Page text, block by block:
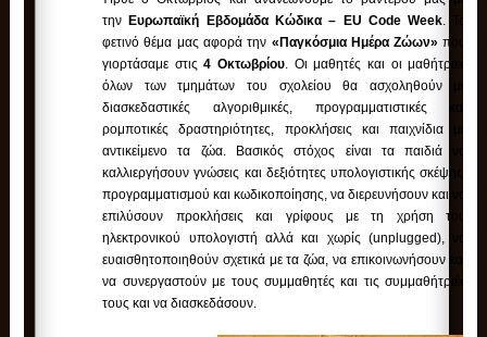
την Ευρωπαϊκή Εβδομάδα Κώδικα – EU Code Week. Το
φετινό θέμα μας αφορά την «Παγκόσμια Ημέρα Ζώων» που
γιορτάσαμε στις4 Οκτωβρίου. Οι μαθητές και οι μαθήτριες
όλων των τμημάτων του σχολείου θα ασχοληθούν με
διασκεδαστικές αλγοριθμικές, προγραμματιστικές και
ρομποτικές δραστηριότητες, προκλήσεις και παιχνίδια με
αντικείμενο τα ζώα. Βασικός στόχος είναι τα παιδιά να
καλλιεργήσουν γνώσεις και δεξιότητες υπολογιστικής σκέψης,
προγραμματισμού και κωδικοποίησης, να διερευνήσουν και να
επιλύσουν προκλήσεις και γρίφους με τη χρήση του
ηλεκτρονικού υπολογιστή αλλά και χωρίς (unplugged), να
ευαισθητοποιηθούν σχετικά με τα ζώα, να επικοινωνήσουν και
να συνεργαστούν με τους συμμαθητές και τις συμμαθήτριές
τους και να διασκεδάσουν.